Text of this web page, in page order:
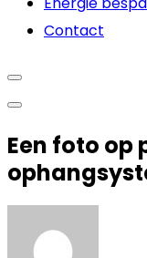
Contact
Een foto op